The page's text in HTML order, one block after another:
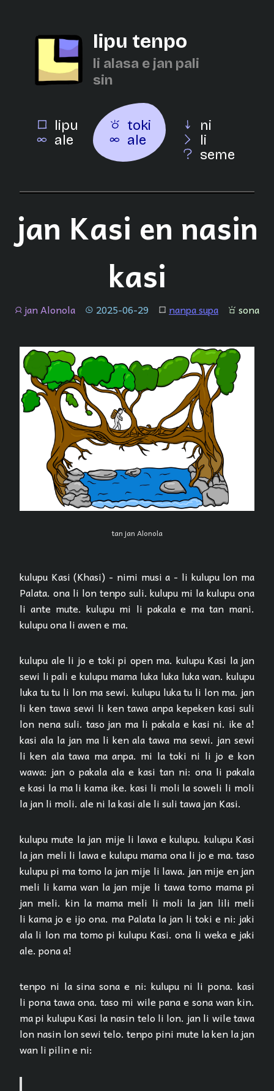
lipu tenpo
li alasa e jan pali
sin
lipu
ale
toki
ale
ni
li
seme
jan Kasi en nasin
kasi
jan jan Alonola tenpo 2025-06-29 lipu nanpa supa sona sona
tan jan Alonola
kulupu Kasi (Khasi) - nimi musi a - li kulupu lon ma
Palata. ona li lon tenpo suli. kulupu mi la kulupu ona
li ante mute. kulupu mi li pakala e ma tan mani.
kulupu ona li awen e ma.
kulupu ale li jo e toki pi open ma. kulupu Kasi la jan
sewi li pali e kulupu mama luka luka luka wan. kulupu
luka tu tu li lon ma sewi. kulupu luka tu li lon ma. jan
li ken tawa sewi li ken tawa anpa kepeken kasi suli
lon nena suli. taso jan ma li pakala e kasi ni. ike a!
kasi ala la jan ma li ken ala tawa ma sewi. jan sewi
li ken ala tawa ma anpa. mi la toki ni li jo e kon
wawa: jan o pakala ala e kasi tan ni: ona li pakala
e kasi la ma li kama ike. kasi li moli la soweli li moli
la jan li moli. ale ni la kasi ale li suli tawa jan Kasi.
kulupu mute la jan mije li lawa e kulupu. kulupu Kasi
la jan meli li lawa e kulupu mama ona li jo e ma. taso
kulupu pi ma tomo la jan mije li lawa. jan mije en jan
meli li kama wan la jan mije li tawa tomo mama pi
jan meli. kin la mama meli li moli la jan lili meli
li kama jo e ijo ona. ma Palata la jan li toki e ni: jaki
ala li lon ma tomo pi kulupu Kasi. ona li weka e jaki
ale. pona a!
tenpo ni la sina sona e ni: kulupu ni li pona. kasi
li pona tawa ona. taso mi wile pana e sona wan kin.
ma pi kulupu Kasi la nasin telo li lon. jan li wile tawa
lon nasin lon sewi telo. tenpo pini mute la ken la jan
wan li pilin e ni: